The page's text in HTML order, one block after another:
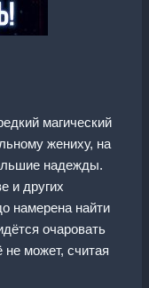
магический
жениху, на
надежды.
и других
намерена найти
очаровать
не может, считая